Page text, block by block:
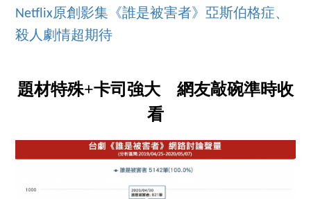
Netflix原創影集《誰是被害者》亞斯伯格症、
殺人劇情超期待
題材特殊+卡司強大 網友敲碗準時收
看